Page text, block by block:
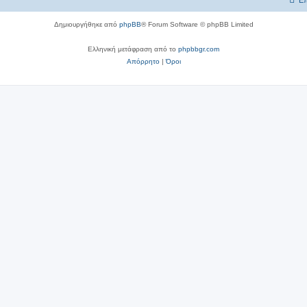
Δημιουργήθηκε από phpBB® Forum Software © phpBB Limited
Ελληνική μετάφραση από το phpbbgr.com
Απόρρητο|Όροι